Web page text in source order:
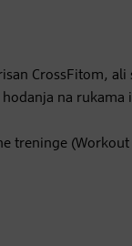
CrossFitom, ali
na rukama
treninge